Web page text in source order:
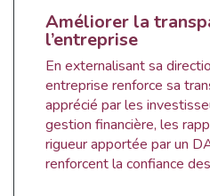
Améliorer la
l’entreprise
En externalisant sa
entreprise renforce sa
apprécié par les
gestion financière, les
rigueur apportée par un
renforcent la confiance